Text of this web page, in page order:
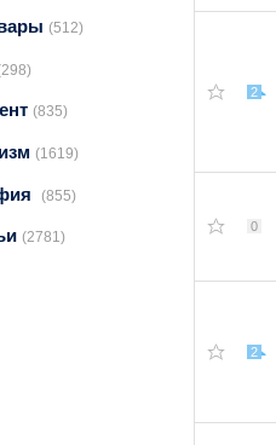
(512)
(835)
(1619)
(855)
(2781)
2
0
2